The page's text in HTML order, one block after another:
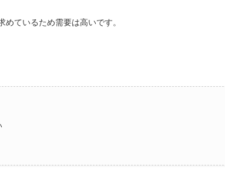
ているため需要は高いです。